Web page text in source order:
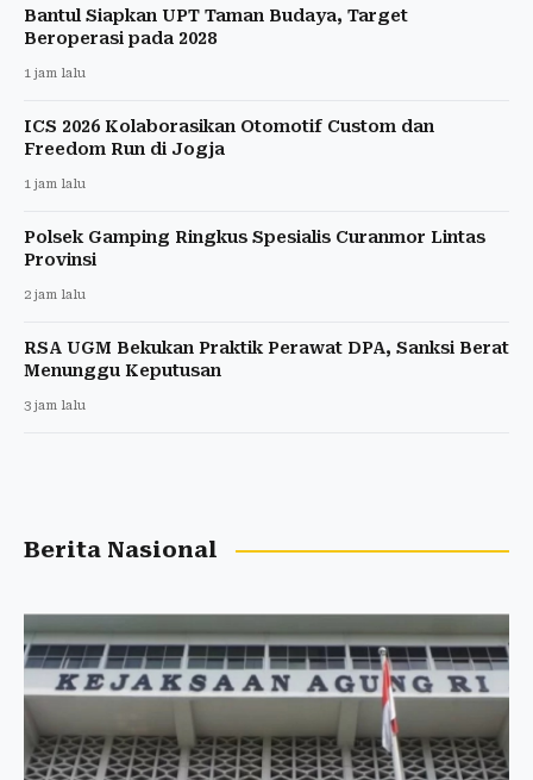
Bantul Siapkan UPT Taman Budaya, Target
Beroperasi pada 2028
1 jam lalu
ICS 2026 Kolaborasikan Otomotif Custom dan
Freedom Run di Jogja
1 jam lalu
Polsek Gamping Ringkus Spesialis Curanmor Lintas
Provinsi
2 jam lalu
RSA UGM Bekukan Praktik Perawat DPA, Sanksi Berat
Menunggu Keputusan
3 jam lalu
Berita Nasional